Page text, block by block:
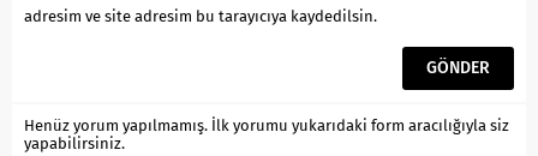
adresim ve site adresim bu tarayıcıya kaydedilsin.
Henüz yorum yapılmamış. İlk yorumu yukarıdaki form aracılığıyla siz
yapabilirsiniz.